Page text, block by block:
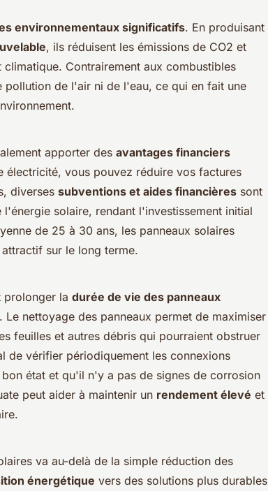
environnementaux significatifs. En produisant
, ils réduisent les émissions de CO2 et
Contrairement aux combustibles
de l'air ni de l'eau, ce qui en fait une
apporter des avantages financiers
électricité, vous pouvez réduire vos factures
diverses subventions et aides financières sont
solaire, rendant l'investissement initial
de 25 à 30 ans, les panneaux solaires
sur le long terme.
prolonger la durée de vie des panneaux
Le nettoyage des panneaux permet de maximiser
feuilles et autres débris qui pourraient obstruer
de vérifier périodiquement les connexions
état et qu'il n'y a pas de signes de corrosion
peut aider à maintenir un rendement élevé et
va au-delà de la simple réduction des
énergétique vers des solutions plus durables